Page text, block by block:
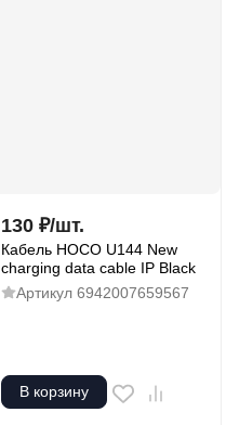
130 ₽/шт.
Кабель HOCO U144 New
charging data cable IP Black
Артикул 6942007659567
В корзину